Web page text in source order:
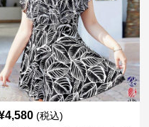
4,580 (税込)